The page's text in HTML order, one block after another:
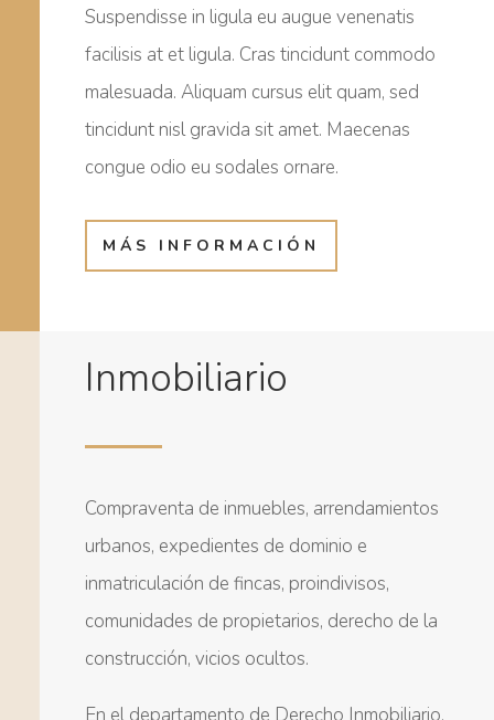
Suspendisse in ligula eu augue venenatis
facilisis at et ligula. Cras tincidunt commodo
malesuada. Aliquam cursus elit quam, sed
tincidunt nisl gravida sit amet. Maecenas
congue odio eu sodales ornare.
MÁS INFORMACIÓN
Inmobiliario
Compraventa de inmuebles, arrendamientos
urbanos, expedientes de dominio e
inmatriculación de fincas, proindivisos,
comunidades de propietarios, derecho de la
construcción, vicios ocultos.